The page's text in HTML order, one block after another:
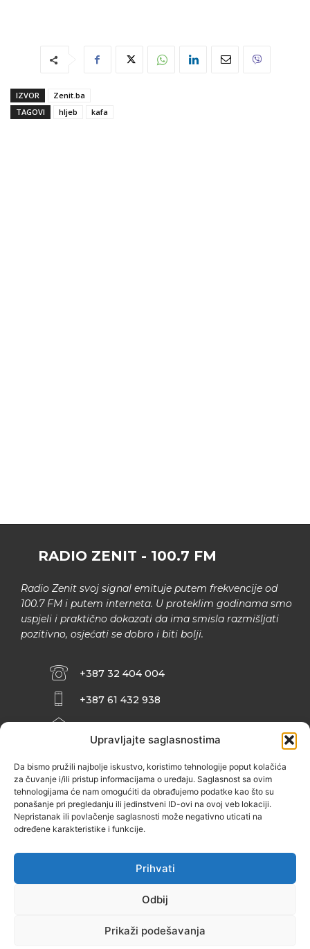
Upravljajte saglasnostima
Da bismo pružili najbolje iskustvo, koristimo tehnologije poput kolačića
za čuvanje i/ili pristup informacijama o uređaju. Saglasnost sa ovim
tehnologijama će nam omogućiti da obrađujemo podatke kao što su
ponašanje pri pregledanju ili jedinstveni ID-ovi na ovoj veb lokaciji.
Nepristanak ili povlačenje saglasnosti može negativno uticati na
određene karakteristike i funkcije.
Prihvati
Odbij
Prikaži podešavanja
IZVOR
Zenit.ba
TAGOVI
hljeb kafa
RADIO ZENIT - 100.7 FM
Radio Zenit svoj signal emituje putem frekvencije od
100.7 FM i putem interneta. U proteklim godinama smo
uspjeli i praktično dokazati da ima smisla razmišljati
pozitivno, osjećati se dobro i biti bolji.
+387 32 404 004
+387 61 432 938
INFO@ZENIT.BA
ZENIČANKA, 3. SPRAT), 72000 ZENICA